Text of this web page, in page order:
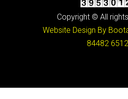
Copyright © All
Website Design By
84482